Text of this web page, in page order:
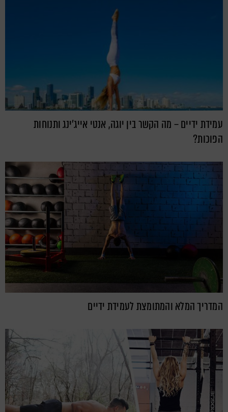
עמידת ידיים – מה הקשר בין יוגה, אנטי אייג'ינג ותנוחות
הפוכות?
המדריך המלא והמתומצת לעמידת ידיים